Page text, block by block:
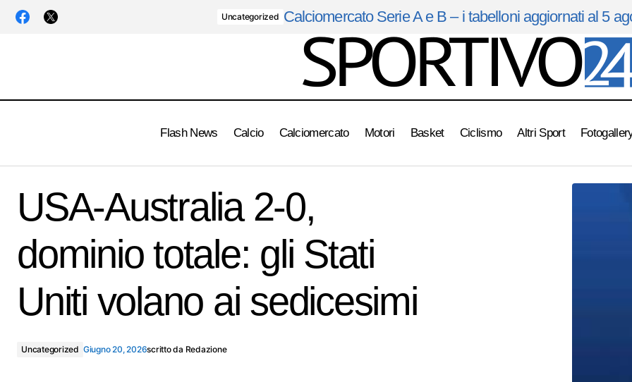
Uncategorized Calciomercato Serie A e B – i tabelloni aggiornati al 5
Flash News Calcio Calciomercato Motori Basket Ciclismo Altri Sport
goleada
USA-Australia 2-0, dominio totale: gli Stati Uniti volano ai
USA-Australia 2-0,
dominio totale: gli Stati
Uniti volano ai sedicesimi
Uncategorized Giugno 20, 2026scritto da Redazione